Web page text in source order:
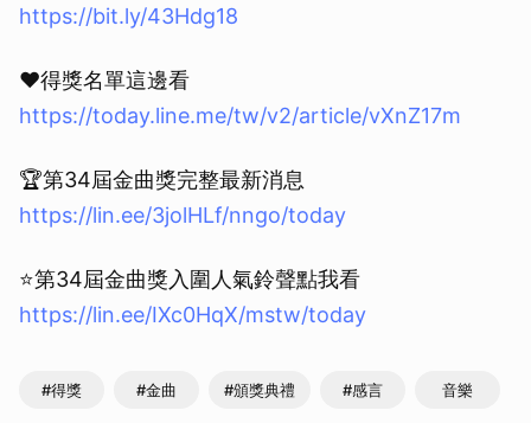
https://bit.ly/43Hdg18
❤️得獎名單這邊看
https://today.line.me/tw/v2/article/vXnZ17m
🏆第34屆金曲獎完整最新消息
https://lin.ee/3jolHLf/nngo/today
⭐️第34屆金曲獎入圍人氣鈴聲點我看
https://lin.ee/IXc0HqX/mstw/today
#得獎 #金曲 #頒獎典禮 #感言 音樂